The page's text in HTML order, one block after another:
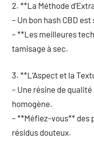
2. **La Méthode
– Un bon hash CBD
– **Les meilleures
tamisage à sec.
3. **L’Aspect et la
– Une résine de
homogène.
– **Méfiez-vous** des
résidus douteux.